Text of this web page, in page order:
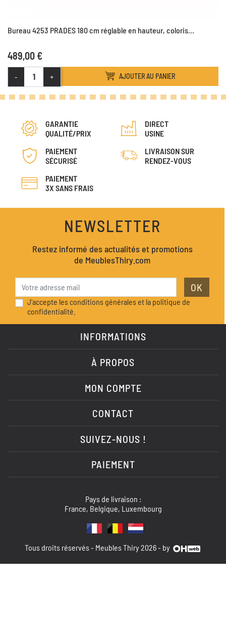
Bureau 4253 PRADES 180 cm réglable en hauteur, coloris...
489,00 €
- + AJOUTER AU PANIER
GARANTIE
QUALITÉ/PRIX
DIRECT
USINE
PAIEMENT
SÉCURISÉ
LIVRAISON SUR
RENDEZ-VOUS
PAIEMENT
3X SANS FRAIS
NEWSLETTER
Restez informé des actualités et promotions
de MeublesThiry.com
OK
J'accepte les conditions générales et la politique de
confidentialité.
INFORMATIONS
À PROPOS
MON COMPTE
CONTACT
SUIVEZ-NOUS !
PAIEMENT
Pays de livraison :
France, Belgique, Luxembourg
Tous droits réservés - Meubles Thiry 2026 - by